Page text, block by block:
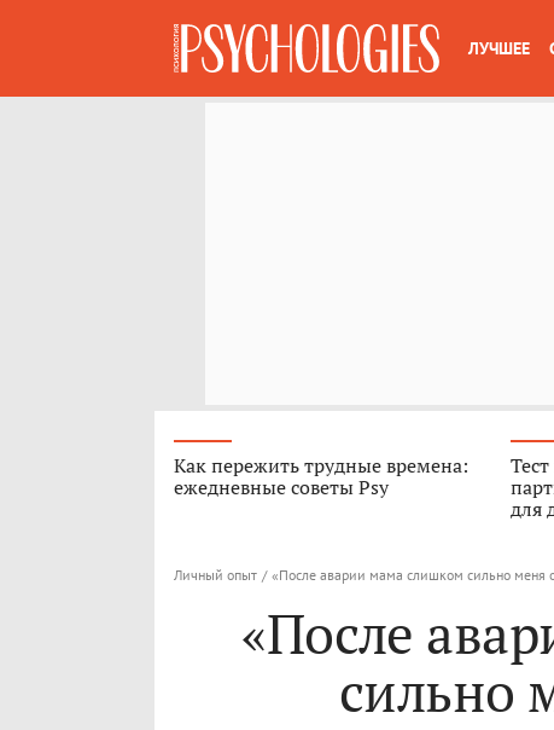
ЛУЧШЕЕ
Как пережить трудные времена:
ежедневные советы Psy
для
Личный опыт / «После аварии мама слишком сильно меня
«После
сильно